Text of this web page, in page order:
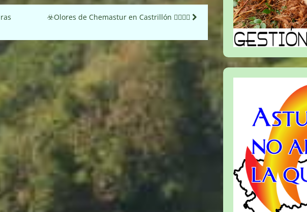
☣️Olores de Chemastur en Castrillón 😵‍💫🤢🤮